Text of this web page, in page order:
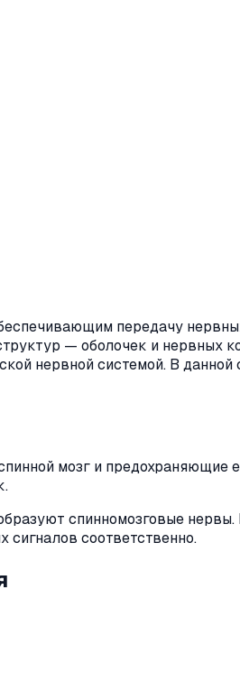
передачу
— оболочек и нервных
нервной системой. В данной
мозг и
спинномозговые
сигналов соответственно.